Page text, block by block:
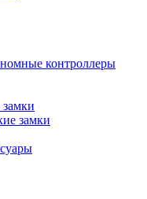
контроллеры
замки